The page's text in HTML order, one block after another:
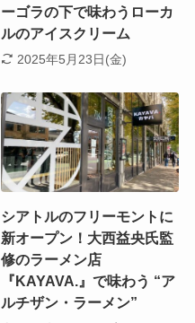
ーゴラの下で味わうローカ
ルのアイスクリーム
2025年5月23日(金)
シアトルのフリーモントに
新オープン！大西益央氏監
修のラーメン店
『KAYAVA.』で味わう “ア
ルチザン・ラーメン”